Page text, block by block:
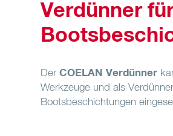
Verdünner
Der COELAN Verdünner
Werkzeuge und als
Bootsbeschichtungen